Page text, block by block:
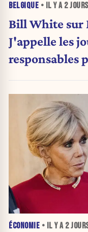
BELGIQUE • IL Y A 2 JOURS
Bill White sur
J'appelle les
responsables
ÉCONOMIE • IL Y A 2